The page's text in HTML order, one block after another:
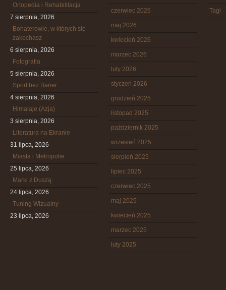
Ortopedia i Rehabilitacja
7 sierpnia, 2026
Bohaterowie, w których się
zakochasz
6 sierpnia, 2026
Fotografia
5 sierpnia, 2026
Sport bez Barier
4 sierpnia, 2026
Himalaje (Azja)
3 sierpnia, 2026
Literatura na Ekranie
31 lipca, 2026
Miasta i Metropolie
25 lipca, 2026
Marki z Duszą
24 lipca, 2026
Tuning Wizualny
23 lipca, 2026
czerwiec 2026
maj 2026
kwiecień 2026
marzec 2026
luty 2026
styczeń 2026
grudzień 2025
listopad 2025
październik 2025
wrzesień 2025
sierpień 2025
lipiec 2025
czerwiec 2025
maj 2025
kwiecień 2025
marzec 2025
luty 2025
Tagi